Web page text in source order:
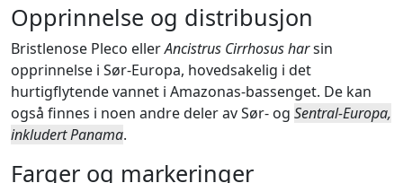
Opprinnelse og distribusjon
Bristlenose Pleco ellerAncistrus Cirrhosus harsin
opprinnelse i Sør-Europa, hovedsakelig i det
hurtigflytende vannet i Amazonas-bassenget. De kan
også finnes i noen andre deler av Sør- og Sentral-Europa,
inkludert Panama.
Farger og markeringer